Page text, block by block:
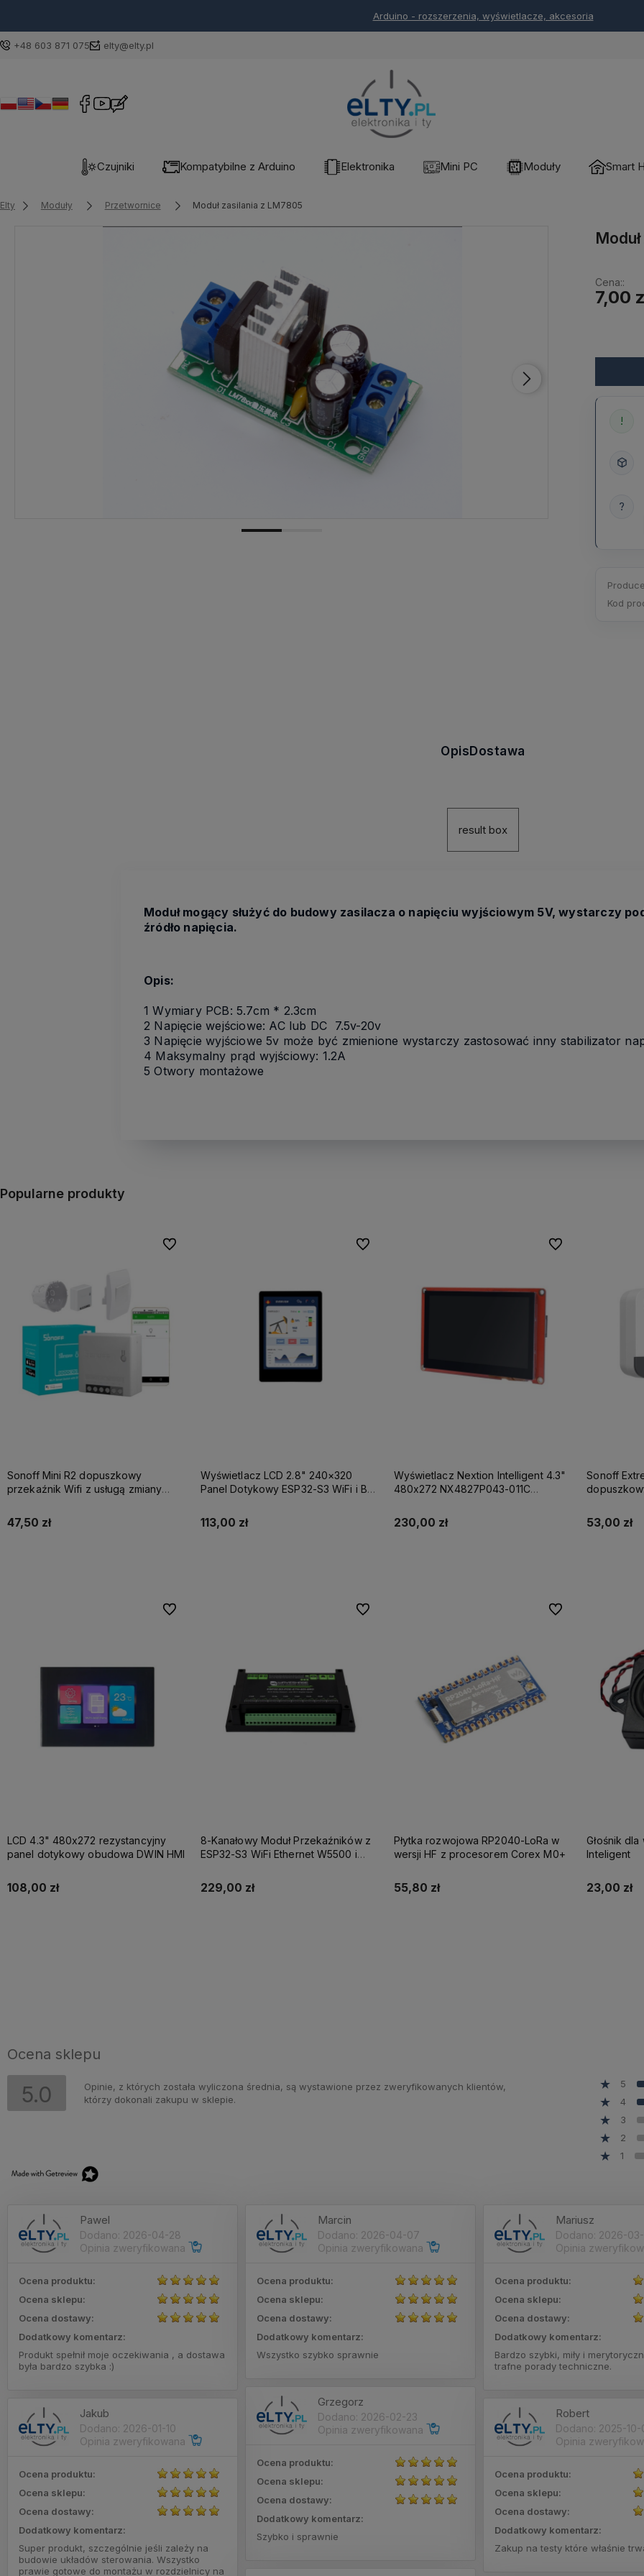
Arduino - rozszerzenia, wyświetlacze, akcesoria
+48 603 871 075 elty@elty.pl
Czujniki Kompatybilne z Arduino Elektronika Mini PC Moduły Smart
Elty Moduły Przetwornice Moduł zasilania z LM7805
Cena::
7,00
!
?
Kod
OpisDostawa
result box
Moduł mogący służyć do budowy zasilacza o napięciu wyjściowym 5V, wystarczy
źródło napięcia.
Opis:
1 Wymiary PCB: 5.7cm * 2.3cm
2 Napięcie wejściowe: AC lub DC 7.5v-20v
3 Napięcie wyjściowe5v może być zmienione wystarczy zastosować inny stabilizator
4 Maksymalny prąd wyjściowy: 1.2A
5 Otwory montażowe
Popularne produkty
Sonoff Mini R2 dopuszkowy
przekaźnik Wifi z usługą zmiany
47,50 zł
Do ulubionych
Wyświetlacz LCD 2.8" 240×320
Panel Dotykowy ESP32-S3 WiFi i BT
113,00 zł
Do ulubionych
Wyświetlacz Nextion Intelligent 4.3"
480x272 NX4827P043-011C
230,00 zł
Do ulubionych
Sonoff
53,00 zł
LCD 4.3" 480x272 rezystancyjny
panel dotykowy obudowa DWIN HMI
108,00 zł
Do ulubionych
8-Kanałowy Moduł Przekaźników z
ESP32-S3 WiFi Ethernet W5500 i
229,00 zł
Do ulubionych
Płytka rozwojowa RP2040-LoRa w
wersji HF z procesorem Corex M0+
55,80 zł
Do ulubionych
Głośnik
Inteligent
23,00 zł
Ocena sklepu
5.0
Opinie, z których została wyliczona średnia, są wystawione przez zweryfikowanych klientów,
którzy dokonali zakupu w sklepie.
5
4
3
2
1
Pawel
Dodano: 2026-04-28
Opinia zweryfikowana
Ocena produktu:
Ocena sklepu:
Ocena dostawy:
Dodatkowy komentarz:
Produkt spełnił moje oczekiwania , a dostawa
była bardzo szybka :)
Marcin
Dodano: 2026-04-07
Opinia zweryfikowana
Ocena produktu:
Ocena sklepu:
Ocena dostawy:
Dodatkowy komentarz:
Wszystko szybko sprawnie
Mariusz
Dodano: 2026-03-
Opinia
Ocena produktu:
Ocena sklepu:
Ocena dostawy:
Dodatkowy komentarz:
Bardzo szybki, miły i
trafne porady techniczne.
Grzegorz
Dodano: 2026-02-23
Opinia zweryfikowana
Ocena produktu:
Ocena sklepu:
Ocena dostawy:
Dodatkowy komentarz:
Szybko i sprawnie
Jakub
Dodano: 2026-01-10
Opinia zweryfikowana
Ocena produktu:
Ocena sklepu:
Ocena dostawy:
Dodatkowy komentarz:
Super produkt, szczególnie jeśli zależy na
budowie układów sterowania. Wszystko
prawie gotowe do montażu w rozdzielnicy na
Robert
Dodano: 2025-10-
Opinia
Ocena produktu:
Ocena sklepu:
Ocena dostawy:
Dodatkowy komentarz:
Zakup na testy które właśnie